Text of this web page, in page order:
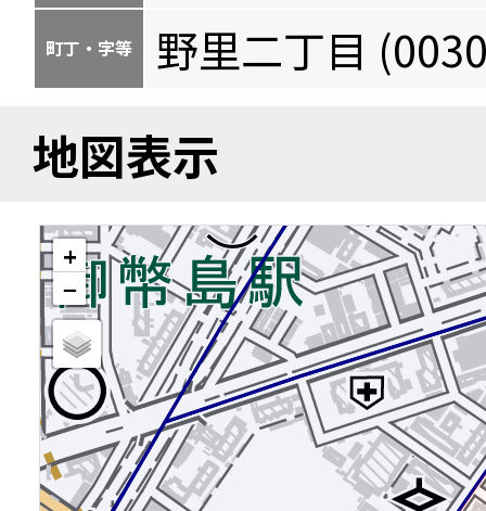
町丁・字等 野里二丁目
地図表示
+
−